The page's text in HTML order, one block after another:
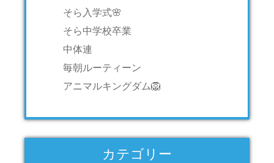
そら入学式🌸
そら中学校卒業
中体連
毎朝ルーティーン
アニマルキングダム🦁
カテゴリー